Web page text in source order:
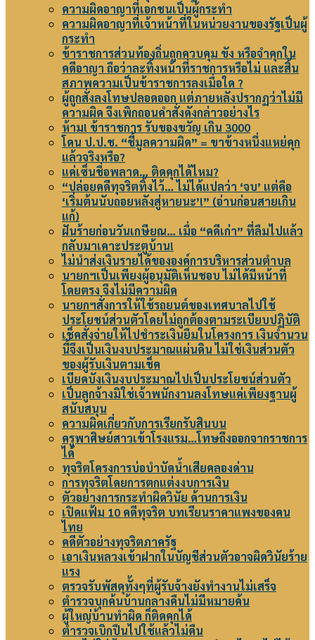
ความผิดอาญาที่เอกชนเป็นผู้กระทำ
ความผิดอาญาที่เจ้าหน้าที่ในหน่วยงานของรัฐเป็นผู้
กระทำ
ข้าราชการส่วนท้องถิ่นถูกควบคุม ขัง หรือจำคุกใน
คดีอาญา ถือว่าละทิ้งหน้าที่ราชการหรือไม่ และสิ้น
สภาพความเป็นข้าราชการลงเมื่อใด ?
ผู้ถูกสั่งลงโทษปลอดออก แต่ภายหลังปรากฏว่าไม่มี
ความผิด จึงเพิกถอนคำสั่งดังกล่าวอย่างไร
ห้าม! ข้าราชการ รับของขวัญ เกิน 3000
โดน ป.ป.ช. “ชี้มูลความผิด” = ขาข้างหนึ่งแหย่คุก
แล้วจริงหรือ?
แค่เซ็นชื่อพลาด… ติดคุกได้ไหม?
“ปล่อยคดีทุจริตทิ้งไว้… ไม่ได้แปลว่า ‘จบ’ แต่คือ
‘เริ่มต้นนับถอยหลังสู่หายนะ’!” (อ่านก่อนสายเกิน
แก้)
ฝันร้ายก่อนวันเกษียณ… เมื่อ “คดีเก่า” ที่ลืมไปแล้ว
กลับมาเคาะประตูบ้าน!
ไม่นำส่งเงินรายได้ขององค์การบริหารส่วนตำบล
นายกฯเป็นเพียงผู้อนุมัติเห็นชอบ ไม่ได้มีหน้าที่
โดยตรง จึงไม่มีความผิด
นายกฯสั่งการให้ใช้รถยนต์ของเทศบาลไปใช้
ประโยชน์ส่วนตัวโดยไม่ถูกต้องตามระเบียบปฏิบัติ
เช็คสั่งจ่ายให้ไปชำระเงินยืมในโครงการ เงินจำนวน
นี้จึงเป็นเงินงบประมาณแผ่นดิน ไม่ใช่เงินส่วนตัว
ของผู้รับเงินตามเช็ค
เบียดบังเงินงบประมาณไปเป็นประโยชน์ส่วนตัว
เป็นลูกจ้างมิใช่เจ้าพนักงานลงโทษแค่เพียงฐานผู้
สนับสนุน
ความผิดเกี่ยวกับการเรียกรับสินบน
ครูพาศิษย์สาวเข้าโรงแรม…โทษถึงออกจากราชการ
ได้
ทุจริตโครงการบ่อบำบัดน้ำเสียคลองด่าน
การทุจริตโดยการตกแต่งงบการเงิน
ตัวอย่างการกระทำผิดวินัย ด้านการเงิน
เปิดแฟ้ม 10 คดีทุจริต บทเรียนราคาแพงของคน
ไทย
คดีตัวอย่างทุจริตภาครัฐ
เอาเงินหลวงเข้าฝากในบัญชีส่วนตัวอาจผิดวินัยร้าย
แรง
ตรวจรับพัสดุทั้งๆที่ผู้รับจ้างยังทำงานไม่เสร็จ
ตำรวจบุกค้นบ้านกลางคืนไม่มีหมายค้น
ผู้ใหญ่บ้านทำผิด ก็ติดคุกได้
ตำรวจเบิกปืนไปใช้แล้วไม่คืน